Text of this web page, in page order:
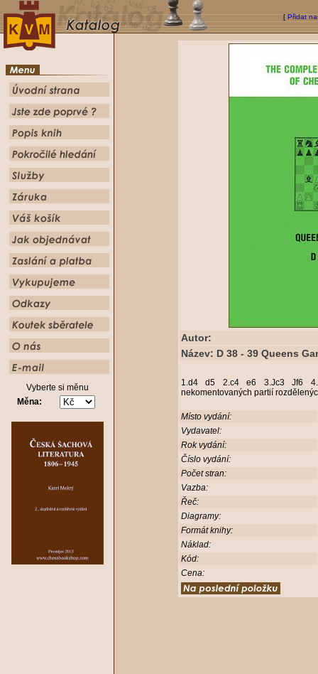
[ Přidat
Vyberte si měnu
Měna:
Autor:
Název: D 38 - 39 Queens
1.d4 d5 2.c4 e6 3.Jc3 Jf6
nekomentovaných partií
Místo vydání:
Vydavatel:
Rok vydání:
Číslo vydání:
Počet stran:
Vazba:
Řeč:
Diagramy:
Formát knihy:
Náklad:
Kód:
Cena: